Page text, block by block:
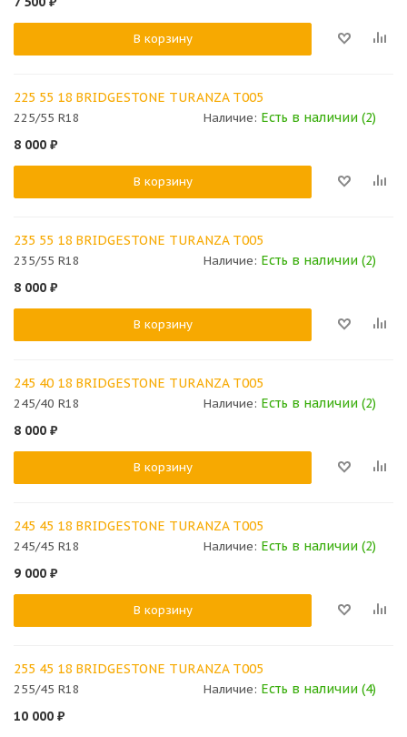
В корзину
225 55 18 BRIDGESTONE TURANZA T005
225/55 R18 Наличие: Есть в наличии (2)
8 000 ₽
В корзину
235 55 18 BRIDGESTONE TURANZA T005
235/55 R18 Наличие: Есть в наличии (2)
8 000 ₽
В корзину
245 40 18 BRIDGESTONE TURANZA T005
245/40 R18 Наличие: Есть в наличии (2)
8 000 ₽
В корзину
245 45 18 BRIDGESTONE TURANZA T005
245/45 R18 Наличие: Есть в наличии (2)
9 000 ₽
В корзину
255 45 18 BRIDGESTONE TURANZA T005
255/45 R18 Наличие: Есть в наличии (4)
10 000 ₽